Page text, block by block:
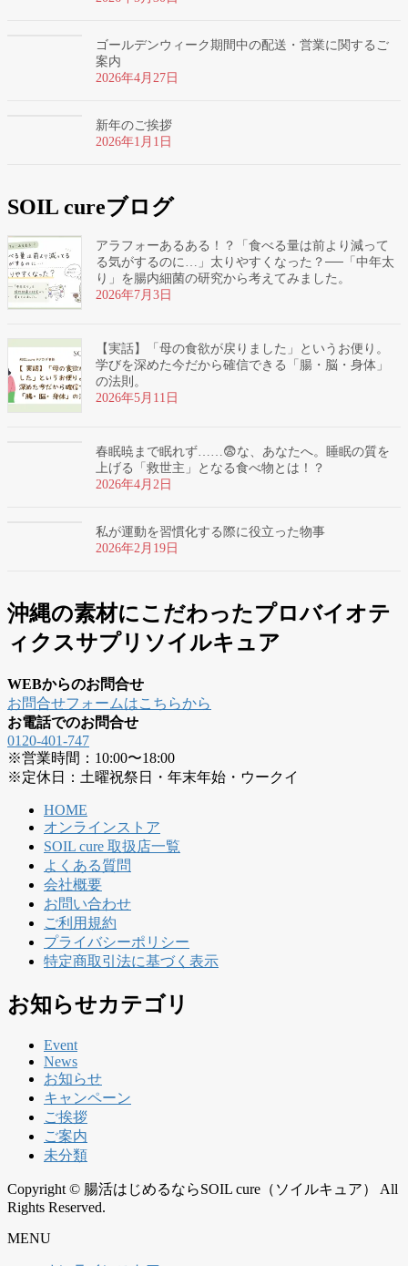
ゴールデンウィーク期間中の配送・営業に関するご
案内
2026年4月27日
新年のご挨拶
2026年1月1日
SOIL cureブログ
アラフォーあるある！？「食べる量は前より減って
る気がするのに…」太りやすくなった？──「中年太
り」を腸内細菌の研究から考えてみました。
2026年7月3日
【実話】「母の食欲が戻りました」というお便り。
学びを深めた今だから確信できる「腸・脳・身体」
の法則。
2026年5月11日
春眠暁まで眠れず……😨な、あなたへ。睡眠の質を
上げる「救世主」となる食べ物とは！？
2026年4月2日
私が運動を習慣化する際に役立った物事
2026年2月19日
沖縄の素材にこだわったプロバイオテ
ィクスサプリソイルキュア
WEBからのお問合せ
お問合せフォームはこちらから
お電話でのお問合せ
0120-401-747
※営業時間：10:00〜18:00
※定休日：土曜祝祭日・年末年始・ウークイ
HOME
オンラインストア
SOIL cure 取扱店一覧
よくある質問
会社概要
お問い合わせ
ご利用規約
プライバシーポリシー
特定商取引法に基づく表示
お知らせカテゴリ
Event
News
お知らせ
キャンペーン
ご挨拶
ご案内
未分類
Copyright © 腸活はじめるならSOIL cure（ソイルキュア） All
Rights Reserved.
MENU